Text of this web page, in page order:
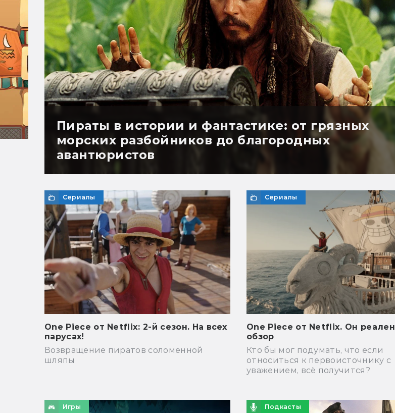
Пираты в истории и фантастике: от грязных
морских разбойников до благородных
авантюристов
Сериалы
One Piece от Netflix: 2-й сезон. На всех
парусах!
Возвращение пиратов соломенной
шляпы
Сериалы
One Piece от Netflix. Он
обзор
Кто бы мог подумать, что если
относиться к первоисточнику с
уважением, всё получится?
Игры Подкасты